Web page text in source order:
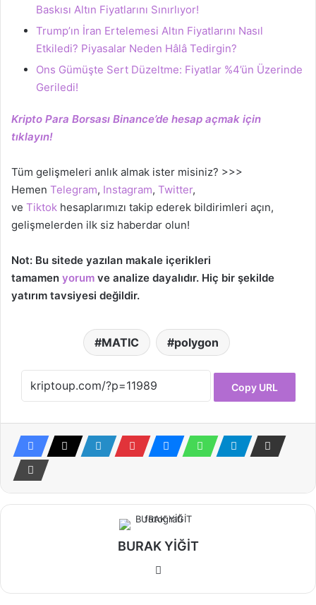
Baskısı Altın Fiyatlarını Sınırlıyor!
Trump’ın İran Ertelemesi Altın Fiyatlarını Nasıl
Etkiledi? Piyasalar Neden Hâlâ Tedirgin?
Ons Gümüşte Sert Düzeltme: Fiyatlar %4’ün Üzerinde
Geriledi!
Kripto Para Borsası Binance’de hesap açmak için
tıklayın!
Tüm gelişmeleri anlık almak ister misiniz? >>>
Hemen Telegram, Instagram, Twitter,
ve Tiktok hesaplarımızı takip ederek bildirimleri açın,
gelişmelerden ilk siz haberdar olun!
Not: Bu sitede yazılan makale içerikleri
tamamen yorum ve analize dayalıdır. Hiç bir şekilde
yatırım tavsiyesi değildir.
MATIC polygon
Copy URL
BURAK YİĞİT